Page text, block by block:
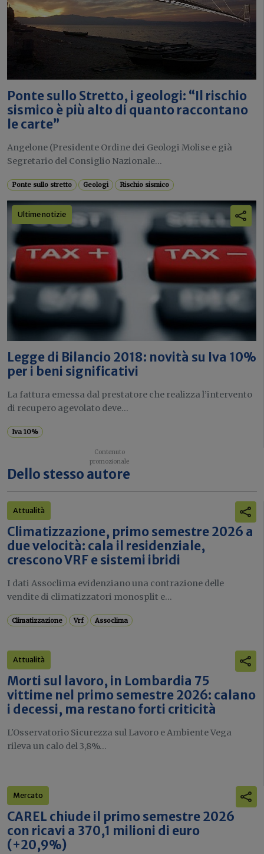
Ponte sullo Stretto, i geologi: “Il rischio
sismico è più alto di quanto raccontano
le carte”
Angelone (Presidente Ordine dei Geologi Molise e già
Segretario del Consiglio Nazionale...
Ponte sullo stretto Geologi Rischio sismico
Ultime notizie
Legge di Bilancio 2018: novità su Iva 10%
per i beni significativi
La fattura emessa dal prestatore che realizza l’intervento
di recupero agevolato deve...
Iva 10%
Dello stesso autore
Attualità
Climatizzazione, primo semestre 2026 a
due velocità: cala il residenziale,
crescono VRF e sistemi ibridi
I dati Assoclima evidenziano una contrazione delle
vendite di climatizzatori monosplit e...
Climatizzazione Vrf Assoclima
Attualità
Morti sul lavoro, in Lombardia 75
vittime nel primo semestre 2026: calano
i decessi, ma restano forti criticità
L'Osservatorio Sicurezza sul Lavoro e Ambiente Vega
rileva un calo del 3,8%...
Mercato
CAREL chiude il primo semestre 2026
con ricavi a 370,1 milioni di euro
(+20,9%)